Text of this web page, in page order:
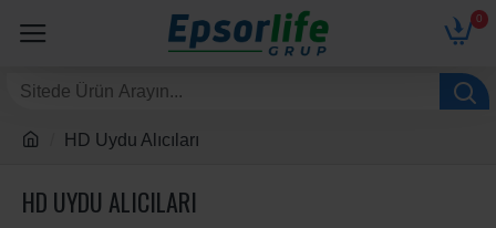
0
HD Uydu Alıcıları
HD UYDU ALICILARI